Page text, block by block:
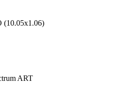
(10.05х1.06)
ART